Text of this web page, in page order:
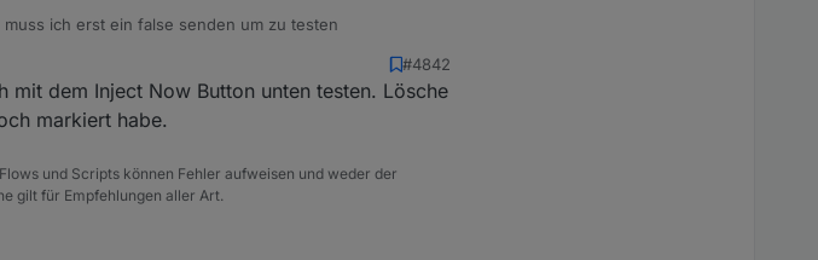
ich erst ein false senden um zu testen
#4842
dem Inject Now Button unten testen. Lösche
markiert habe.
und Scripts können Fehler aufweisen und weder der
gilt für Empfehlungen aller Art.